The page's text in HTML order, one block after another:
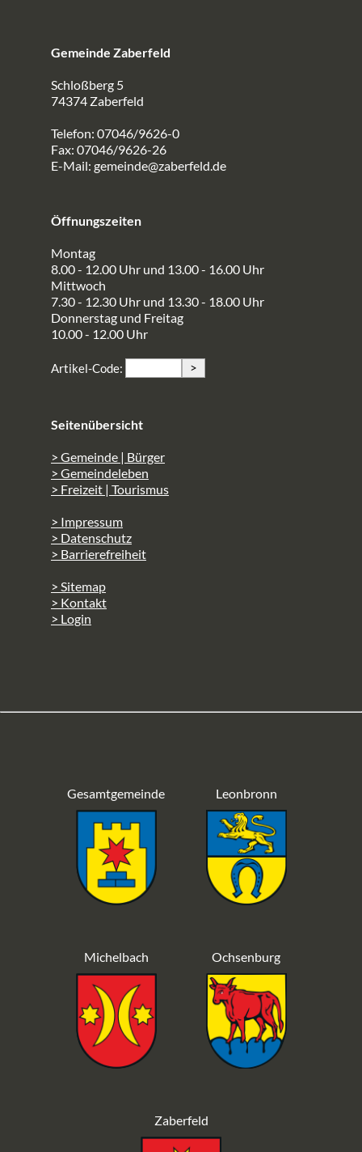
Gemeinde Zaberfeld
Schloßberg 5
74374 Zaberfeld
Telefon: 07046/9626-0
Fax: 07046/9626-26
E-Mail: gemeinde@zaberfeld.de
Öffnungszeiten
Montag
8.00 - 12.00 Uhr und 13.00 - 16.00 Uhr
Mittwoch
7.30 - 12.30 Uhr und 13.30 - 18.00 Uhr
Donnerstag und Freitag
10.00 - 12.00 Uhr
Artikel-Code: >
Seitenübersicht
> Gemeinde | Bürger
> Gemeindeleben
> Freizeit | Tourismus
> Impressum
> Datenschutz
> Barrierefreiheit
> Sitemap
> Kontakt
> Login
Gesamtgemeinde Leonbronn
Michelbach Ochsenburg
Zaberfeld